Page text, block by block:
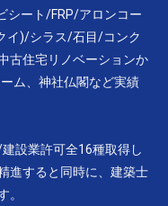
シート/FRP/アロンコー
イ)/シラス/石目/コンク
古住宅リノベーションか
ム、神社仏閣など実績
設業許可全16種取得し
進すると同時に、建築士
。